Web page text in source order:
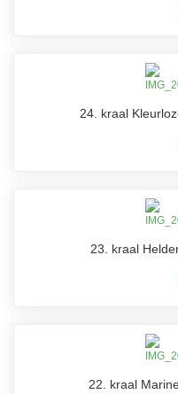
24. kraal
23. kraal
22. kraal